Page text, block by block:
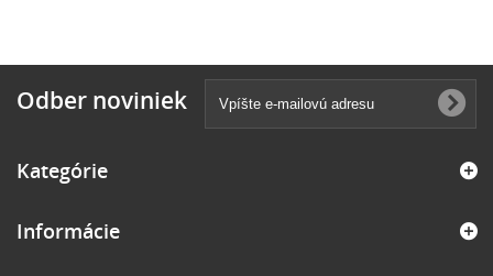
Odber noviniek
Kategórie
Informácie